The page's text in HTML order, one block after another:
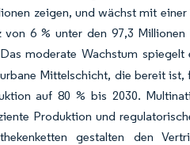
zeigen, und wächst mit
6 % unter den 97,3 Millionen
moderate Wachstum spiegelt
Mittelschicht, die bereit ist,
auf 80 % bis 2030.
Produktion und
gestalten den